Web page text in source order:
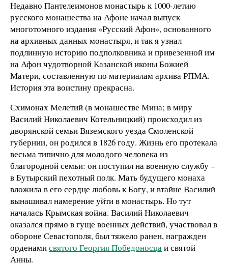
Недавно Пантелеимонов монастырь к 1000-летию
русского монашества на Афоне начал выпуск
многотомного издания «Русский Афон», основанного
на архивных данных монастыря, и так я узнал
подлинную историю подполковника и привезенной им
на Афон чудотворной Казанской иконы Божией
Матери, составленную по материалам архива РПМА.
История эта воистину прекрасна.
Схимонах Мелетий (в монашестве Мина; в миру
Василий Николаевич Котельницкий) происходил из
дворянской семьи Вяземского уезда Смоленской
губернии, он родился в 1826 году. Жизнь его протекала
весьма типично для молодого человека из
благородной семьи: он поступил на военную службу –
в Бутырский пехотный полк. Мать будущего монаха
вложила в его сердце любовь к Богу, и втайне Василий
вынашивал намерение уйти в монастырь. Но тут
началась Крымская война. Василий Николаевич
оказался прямо в гуще военных действий, участвовал в
обороне Севастополя, был тяжело ранен, награжден
орденамисвятого Георгия Победоносцаи святой
Анны.